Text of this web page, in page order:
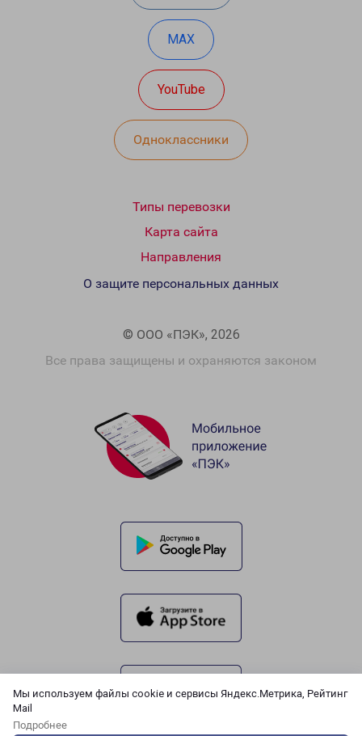
Мы используем файлы cookie и сервисы Яндекс.Метрика, Рейтинг
Mail
Подробнее
MAX
YouTube
Одноклассники
Типы перевозки
Карта сайта
Направления
© ООО «ПЭК», 2026
Все права защищены и охраняются законом
О защите персональных данных